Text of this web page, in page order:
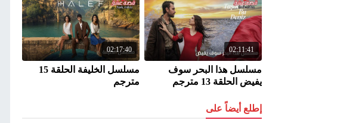
02:11:41
مسلسل هذا البحر سوف
يفيض الحلقة 13 مترجم
02:17:40
مسلسل الخليفة الحلقة 15
مترجم
إطلع أيضاً على